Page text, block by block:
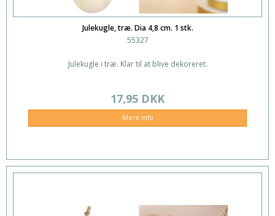
Julekugle, træ. Dia 4,8 cm. 1 stk.
55327
Julekugle i træ. Klar til at blive dekoreret.
17,95 DKK
Mere info